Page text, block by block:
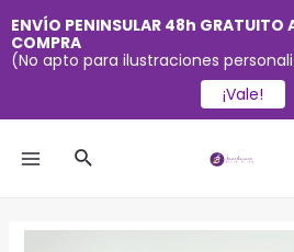
Buscar
ENVÍO PENINSULAR 48h GRATUITO
COMPRA
(No apto para ilustraciones
¡Vale!